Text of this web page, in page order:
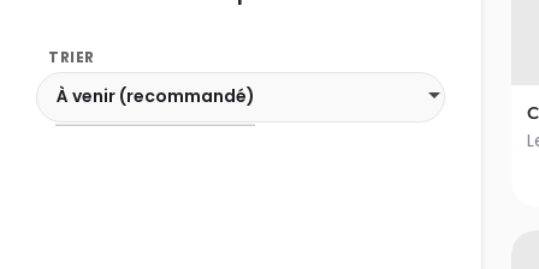
À venir (recommandé)
TRIER